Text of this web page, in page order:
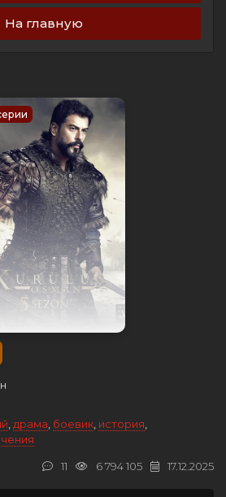
На главную
драма боевик история
17.12.2025
6 794 105
11